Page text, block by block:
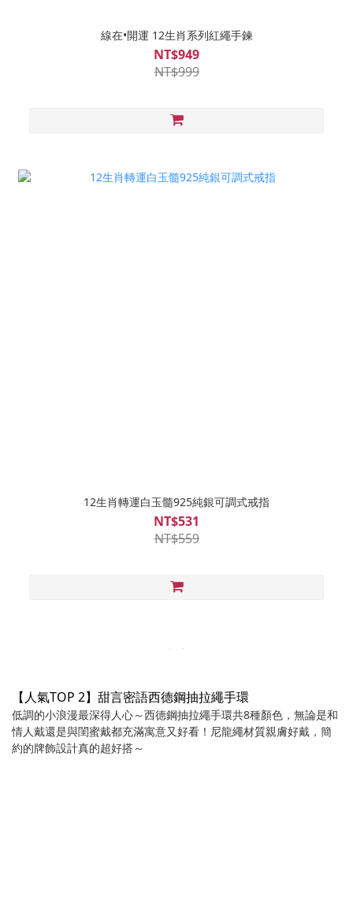
線在•開運 12生肖系列紅繩手鍊
NT$949
NT$999
12生肖轉運白玉髓925純銀可調式戒指
NT$531
NT$559
【人氣TOP 2】甜言密語西德鋼抽拉繩手環
低調的小浪漫最深得人心～西德鋼抽拉繩手環共8種顏色，無論是和
情人戴還是與閨蜜戴都充滿寓意又好看！尼龍繩材質親膚好戴，簡
約的牌飾設計真的超好搭～